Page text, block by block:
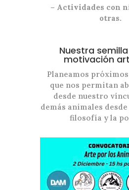
– Actividades con
otras.
Nuestra
motivación
Planeamos
que nos permitan
desde nuestro
demás animales
filosofía y la